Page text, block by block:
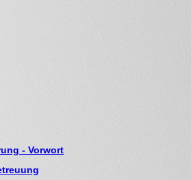
- Vorwort